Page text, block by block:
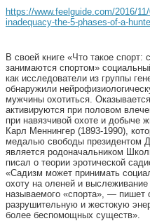
https://www.feelguide.com/2016/
inadequacy-the-5-phases-of-a-
В своей книге «Что такое
занимаются спортом»
как исследователи из группы
обнаружили
мужчины охотиться.
активируются при половом
при навязчивой охоте и добыче
Карл Меннингер (1893-1990),
медалью свободы президентом
является родоначальником
писал о теории эротической
«Садизм может принимать
охоту на оленей и выслеживание
называемого «спорта», — пишет
разрушительную и жестокую
более беспомощных существ».